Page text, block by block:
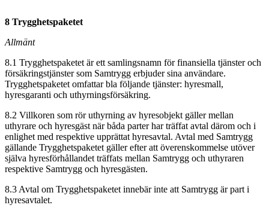
8 Trygghetspaketet
Allmänt
8.1 Trygghetspaketet är ett samlingsnamn för finansiella tjänster och
försäkringstjänster som Samtrygg erbjuder sina användare.
Trygghetspaketet omfattar bla följande tjänster: hyresmall,
hyresgaranti och uthyrningsförsäkring.
8.2 Villkoren som rör uthyrning av hyresobjekt gäller mellan
uthyrare och hyresgäst när båda parter har träffat avtal därom och i
enlighet med respektive upprättat hyresavtal. Avtal med Samtrygg
gällande Trygghetspaketet gäller efter att överenskommelse utöver
själva hyresförhållandet träffats mellan Samtrygg och uthyraren
respektive Samtrygg och hyresgästen.
8.3 Avtal om Trygghetspaketet innebär inte att Samtrygg är part i
hyresavtalet.